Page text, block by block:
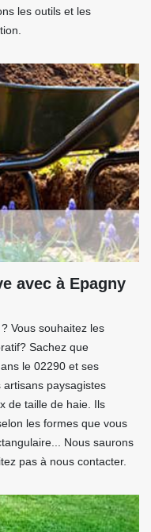
les outils et les
avec à Epagny
Vous souhaitez les
Sachez que
le 02290 et ses
paysagistes
de taille de haie. Ils
les formes que vous
Nous saurons
pas à nous contacter.